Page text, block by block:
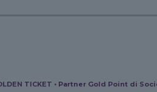
TICKET • Partner Gold Point di